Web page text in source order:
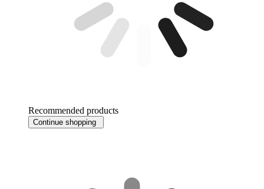
Recommended products
Continue shopping